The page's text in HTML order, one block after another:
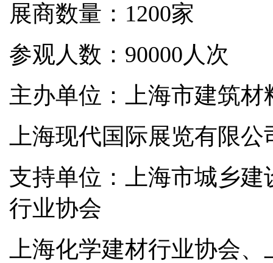
展商数量：1200家
参观人数：90000人次
主办单位：上海市建筑材
上海现代国际展览有限公
支持单位：上海市城乡
行业协会
上海化学建材行业协会